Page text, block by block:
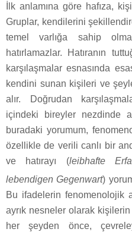
İlk anlamına göre hafıza,
Gruplar, kendilerini
temel varlığa sahip
hatırlamazlar. Hatıranın
karşılaşmalar esnasında
kendini sunan kişileri ve
alır. Doğrudan
içindeki bireyler nezdinde
buradaki yorumum,
özellikle de verili canlı bir
ve hatırayı (leibhafte
lebendigen Gegenwart)
Bu ifadelerin fenomenolojik
ayrık nesneler olarak
her şeyden önce,